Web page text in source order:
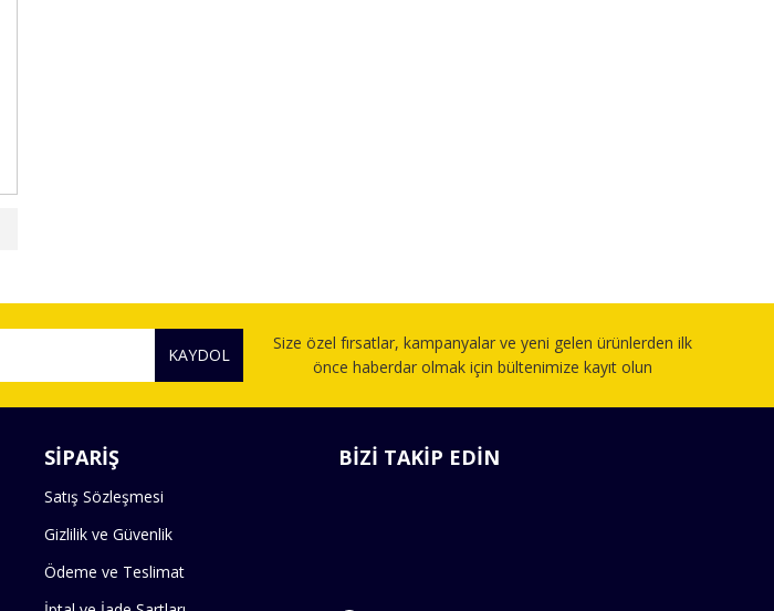
KAYDOL
Size özel fırsatlar, kampanyalar ve yeni gelen ürünlerden ilk
önce haberdar olmak için bültenimize kayıt olun
SİPARİŞ
Satış Sözleşmesi
Gizlilik ve Güvenlik
Ödeme ve Teslimat
BİZİ TAKİP EDİN